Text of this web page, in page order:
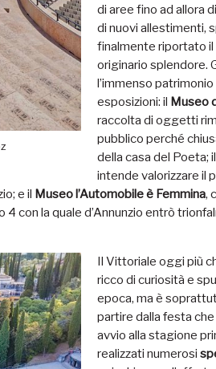
di aree fino ad allora
di nuovi allestimenti,
finalmente riportato
originario splendore.
l’immenso
esposizioni: il Museo
raccolta di oggetti
pubblico perché
della casa del Poeta; il
intende valorizzare il
e il Museo l’Automobile è Femmina,
4 con la quale d’Annunzio entrò
Il Vittoriale oggi più
ricco di curiosità e
epoca, ma è
partire dalla festa
avvio alla stagione
realizzati numerosi